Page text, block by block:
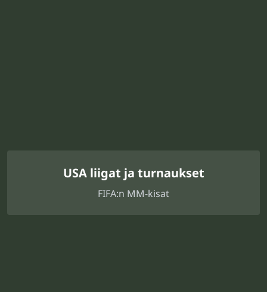
USA liigat ja turnaukset
FIFA:n MM-kisat